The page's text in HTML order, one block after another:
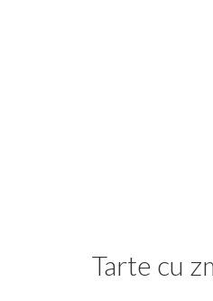
Tarte cu